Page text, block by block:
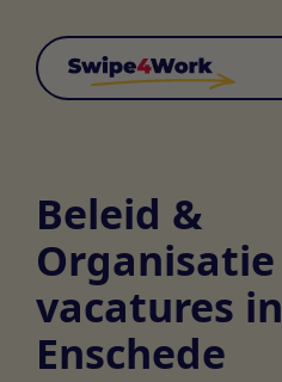
Beleid &
Organisatie
vacatures in
Enschede